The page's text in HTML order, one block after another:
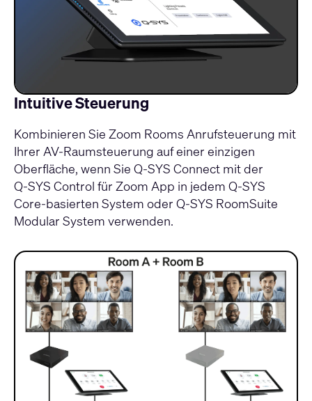
Intuitive Steuerung
Kombinieren Sie Zoom Rooms Anrufsteuerung mit
Ihrer AV-Raumsteuerung auf einer einzigen
Oberfläche, wenn Sie Q‑SYS Connect mit der
Q‑SYS Control für Zoom App in jedem Q‑SYS
Core-basierten System oder Q-SYS RoomSuite
Modular System verwenden.